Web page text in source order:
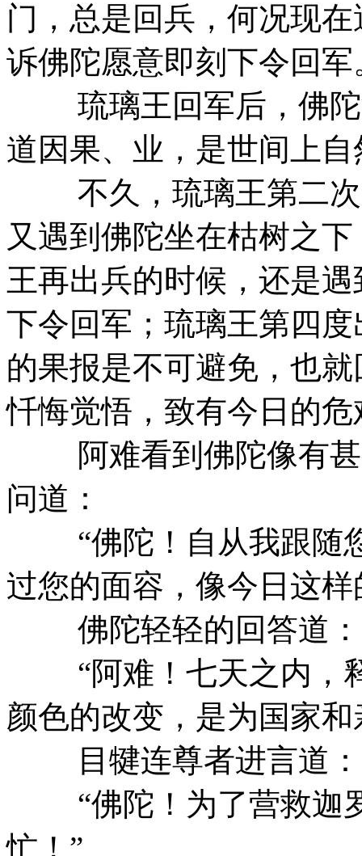
门，总是回兵，何况现
诉佛陀愿意即刻下令回军
琉璃王回军后，佛陀
道因果、业，是世间上
不久，琉璃王第二次
又遇到佛陀坐在枯树之
王再出兵的时候，还是
下令回军；琉璃王第四
的果报是不可避免，也
忏悔觉悟，致有今日的
阿难看到佛陀像有甚
问道：
“佛陀！自从我跟随您
过您的面容，像今日这
佛陀轻轻的回答道：
“阿难！七天之内，释
颜色的改变，是为国家和
目犍连尊者进言道：
“佛陀！为了营救迦
忙！”